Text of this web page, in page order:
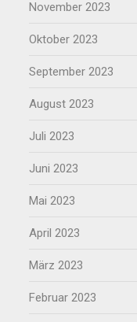
November 2023
Oktober 2023
September 2023
August 2023
Juli 2023
Juni 2023
Mai 2023
April 2023
März 2023
Februar 2023